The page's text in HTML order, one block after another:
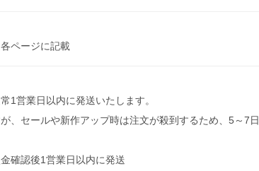
ページに記載
1営業日以内に発送いたします。
、セールや新作アップ時は注文が殺到するため、5～7
確認後1営業日以内に発送